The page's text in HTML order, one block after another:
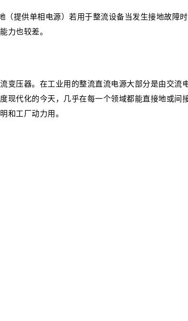
（提供单相电源）若用于整流设备当发生接地故障
力也较差。
变压器。在工业用的整流直流电源大部分是由交流
现代化的今天，几乎在每一个领域都能直接地或间
和工厂动力用。